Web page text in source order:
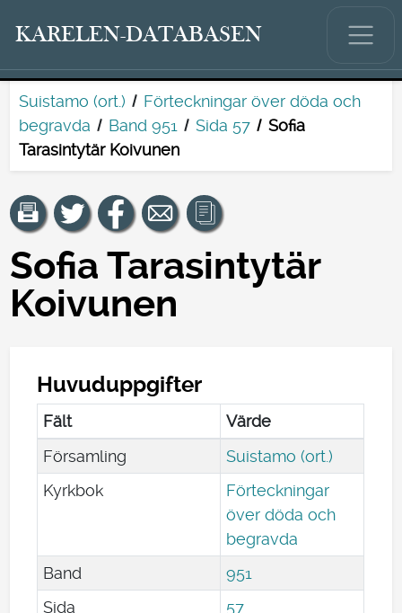
KARELEN-DATABASEN
Suistamo (ort.)
Förteckningar över döda och
begravda
Band 951 Sida 57
Sofia
Tarasintytär Koivunen
Sofia Tarasintytär
Koivunen
Huvuduppgifter
Fält
Värde
Församling
Suistamo (ort.)
Kyrkbok
Förteckningar
över döda och
begravda
Band
951
Sida
57